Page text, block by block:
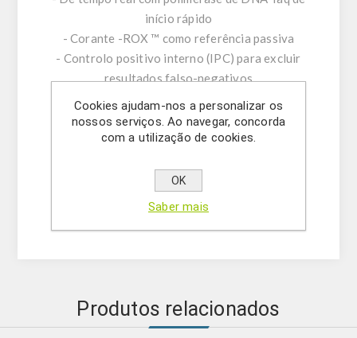
início rápido
- Corante -ROX ™ como referência passiva
- Controlo positivo interno (IPC) para excluir
resultados falso-negativos
- Otimizado para lidar com inibidores de PCR
- PCR: executa em todas as plataformas de
PCR em tempo real padrão estabelecidas
amostras de RNA e DNA simultaneamente
- Canal Alvo: FAM; Canal IPC: VIC/HEX
Produtos relacionados
Cookies ajudam-nos a personalizar os
nossos serviços. Ao navegar, concorda
com a utilização de cookies.
OK
Saber mais